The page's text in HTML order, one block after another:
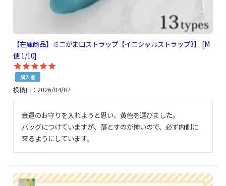
【在庫商品】ミニがま口ストラップ【イニシャルストラップ3】 [M
便 1/10]
購入者
投稿日 2026/04/07
金運のお守りを入れようと思い、黄色を選びました。
バッグにつけていますが、落とすのが怖いので、必ず内側に
来るようにしています。